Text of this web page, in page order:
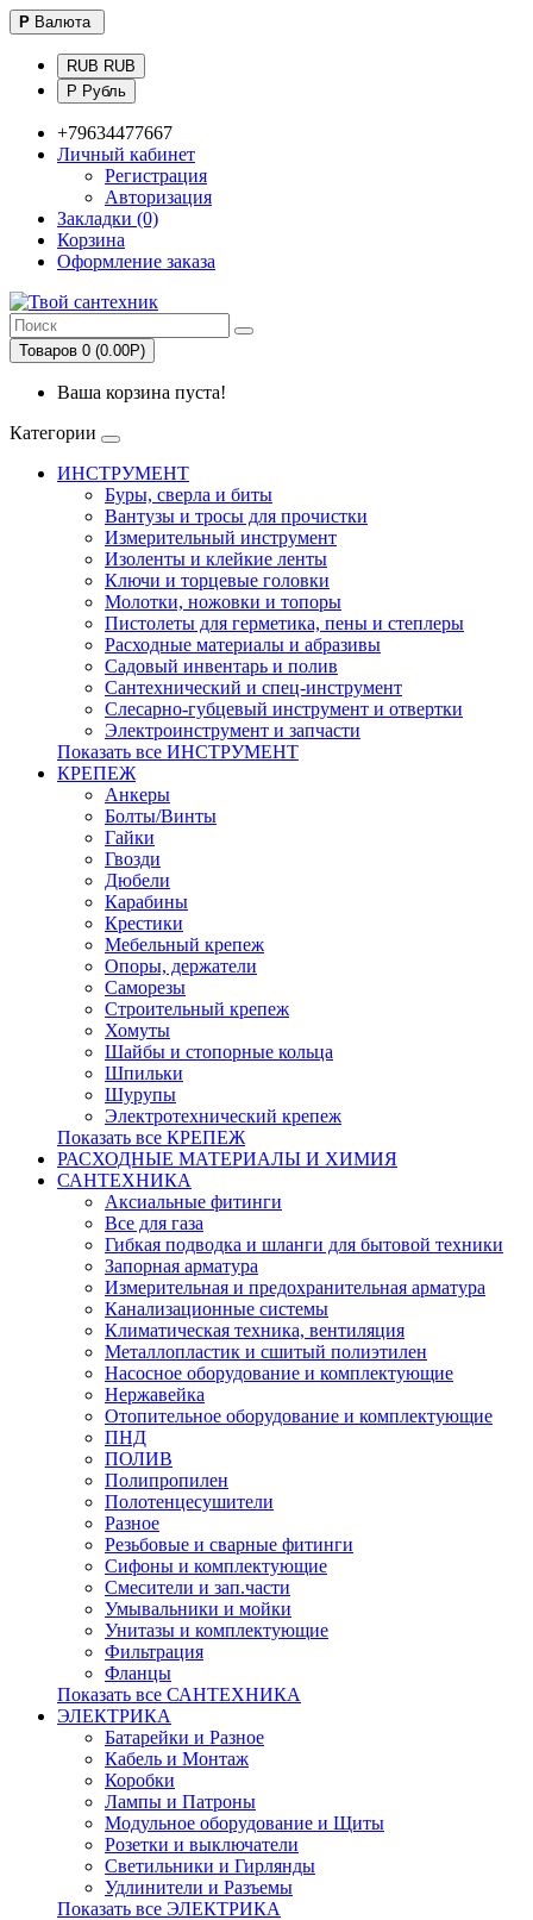
Р Валюта
RUB RUB
Р Рубль
+79634477667
Личный кабинет
Регистрация
Авторизация
Закладки (0)
Корзина
Оформление заказа
Товаров 0 (0.00Р)
Ваша корзина пуста!
Категории
ИНСТРУМЕНТ
Буры, сверла и биты
Вантузы и тросы для прочистки
Измерительный инструмент
Изоленты и клейкие ленты
Ключи и торцевые головки
Молотки, ножовки и топоры
Пистолеты для герметика, пены и степлеры
Расходные материалы и абразивы
Садовый инвентарь и полив
Сантехнический и спец-инструмент
Слесарно-губцевый инструмент и отвертки
Электроинструмент и запчасти
Показать все ИНСТРУМЕНТ
КРЕПЕЖ
Анкеры
Болты/Винты
Гайки
Гвозди
Дюбели
Карабины
Крестики
Мебельный крепеж
Опоры, держатели
Саморезы
Строительный крепеж
Хомуты
Шайбы и стопорные кольца
Шпильки
Шурупы
Электротехнический крепеж
Показать все КРЕПЕЖ
РАСХОДНЫЕ МАТЕРИАЛЫ И ХИМИЯ
САНТЕХНИКА
Аксиальные фитинги
Все для газа
Гибкая подводка и шланги для бытовой техники
Запорная арматура
Измерительная и предохранительная арматура
Канализационные системы
Климатическая техника, вентиляция
Металлопластик и сшитый полиэтилен
Насосное оборудование и комплектующие
Нержавейка
Отопительное оборудование и комплектующие
ПНД
ПОЛИВ
Полипропилен
Полотенцесушители
Разное
Резьбовые и сварные фитинги
Сифоны и комплектующие
Смесители и зап.части
Умывальники и мойки
Унитазы и комплектующие
Фильтрация
Фланцы
Показать все САНТЕХНИКА
ЭЛЕКТРИКА
Батарейки и Разное
Кабель и Монтаж
Коробки
Лампы и Патроны
Модульное оборудование и Щиты
Розетки и выключатели
Светильники и Гирлянды
Удлинители и Разъемы
Показать все ЭЛЕКТРИКА